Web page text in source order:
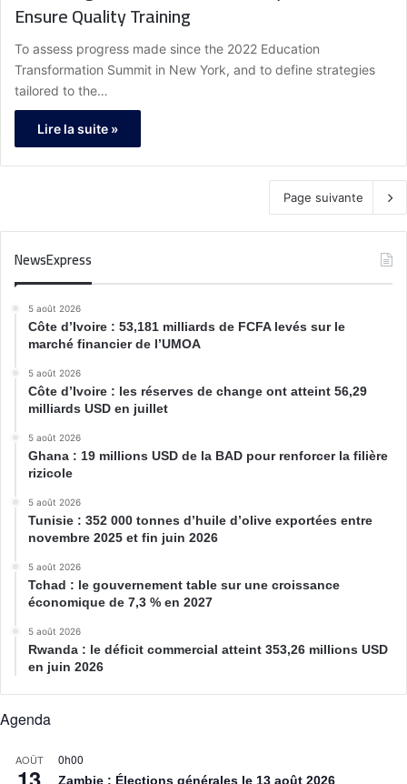
Ensure Quality Training
To assess progress made since the 2022 Education
Transformation Summit in New York, and to define strategies
tailored to the…
Lire la suite »
Page suivante
NewsExpress
5 août 2026
Côte d’Ivoire : 53,181 milliards de FCFA levés sur le
marché financier de l’UMOA
5 août 2026
Côte d’Ivoire : les réserves de change ont atteint 56,29
milliards USD en juillet
5 août 2026
Ghana : 19 millions USD de la BAD pour renforcer la filière
rizicole
5 août 2026
Tunisie : 352 000 tonnes d’huile d’olive exportées entre
novembre 2025 et fin juin 2026
5 août 2026
Tchad : le gouvernement table sur une croissance
économique de 7,3 % en 2027
5 août 2026
Rwanda : le déficit commercial atteint 353,26 millions USD
en juin 2026
Agenda
AOÛT 0h00
Zambie : Élections générales le 13 août 2026